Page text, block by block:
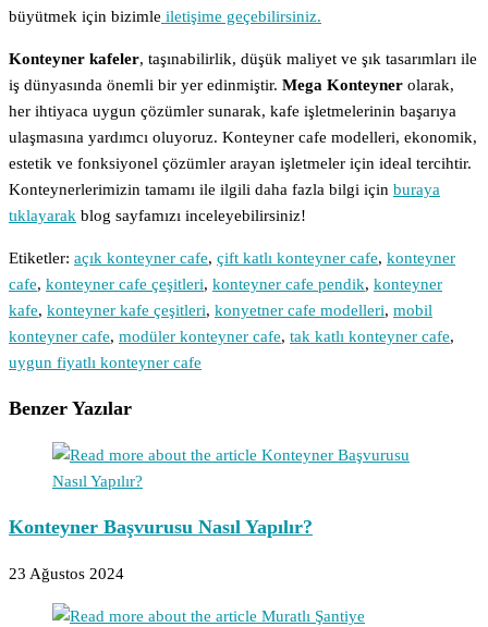
büyütmek için bizimle iletişime geçebilirsiniz.
Konteyner kafeler, taşınabilirlik, düşük maliyet ve şık tasarımları ile
iş dünyasında önemli bir yer edinmiştir. Mega Konteyner olarak,
her ihtiyaca uygun çözümler sunarak, kafe işletmelerinin başarıya
ulaşmasına yardımcı oluyoruz. Konteyner cafe modelleri, ekonomik,
estetik ve fonksiyonel çözümler arayan işletmeler için ideal tercihtir.
Konteynerlerimizin tamamı ile ilgili daha fazla bilgi için buraya
tıklayarak blog sayfamızı inceleyebilirsiniz!
Etiketler: açık konteyner cafe, çift katlı konteyner cafe, konteyner
cafe, konteyner cafe çeşitleri, konteyner cafe pendik, konteyner
kafe, konteyner kafe çeşitleri, konyetner cafe modelleri, mobil
konteyner cafe, modüler konteyner cafe, tak katlı konteyner cafe,
uygun fiyatlı konteyner cafe
Benzer Yazılar
Konteyner Başvurusu Nasıl Yapılır?
23 Ağustos 2024